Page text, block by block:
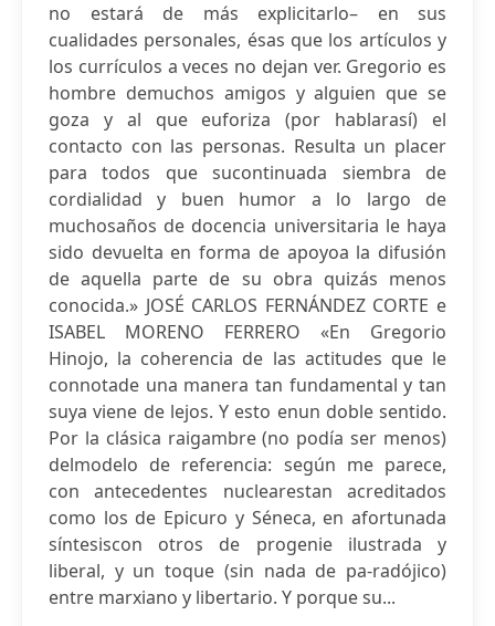
no estará de más explicitarlo– en sus
cualidades personales, ésas que los artículos y
los currículos a veces no dejan ver. Gregorio es
hombre demuchos amigos y alguien que se
goza y al que euforiza (por hablarasí) el
contacto con las personas. Resulta un placer
para todos que sucontinuada siembra de
cordialidad y buen humor a lo largo de
muchosaños de docencia universitaria le haya
sido devuelta en forma de apoyoa la difusión
de aquella parte de su obra quizás menos
conocida.» JOSÉ CARLOS FERNÁNDEZ CORTE e
ISABEL MORENO FERRERO «En Gregorio
Hinojo, la coherencia de las actitudes que le
connotade una manera tan fundamental y tan
suya viene de lejos. Y esto enun doble sentido.
Por la clásica raigambre (no podía ser menos)
delmodelo de referencia: según me parece,
con antecedentes nuclearestan acreditados
como los de Epicuro y Séneca, en afortunada
síntesiscon otros de progenie ilustrada y
liberal, y un toque (sin nada de pa-radójico)
entre marxiano y libertario. Y porque su...